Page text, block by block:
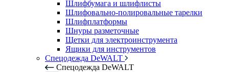
Шлифбумага и шлифлисты
Шлифовально-полировальные тарелки
Шлифплатформы
Шнуры разметочные
Щетки для электроинструмента
Ящики для инструментов
Спецодежда DeWALT
Спецодежда DeWALT